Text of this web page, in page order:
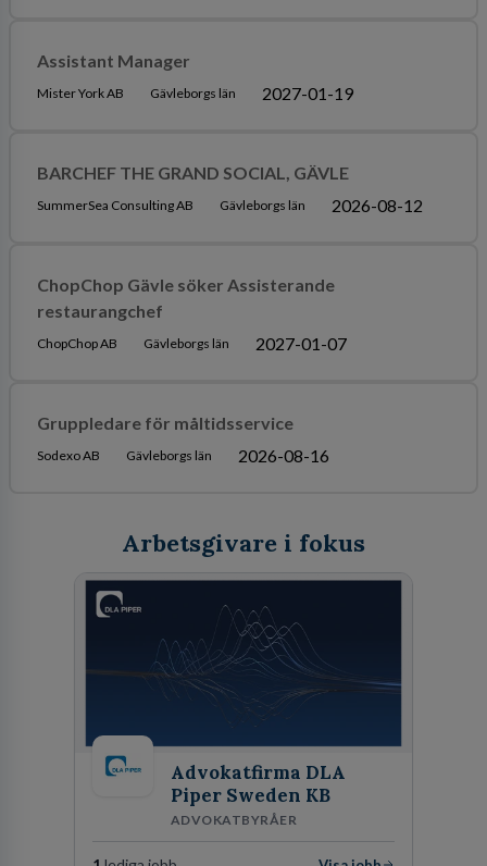
Assistant Manager
Mister York AB Gävleborgs län 2027-01-19
BARCHEF THE GRAND SOCIAL, GÄVLE
SummerSea Consulting AB Gävleborgs län 2026-08-12
ChopChop Gävle söker Assisterande
restaurangchef
ChopChop AB Gävleborgs län 2027-01-07
Gruppledare för måltidsservice
Sodexo AB Gävleborgs län 2026-08-16
Arbetsgivare i fokus
Advokatfirma DLA
Piper Sweden KB
ADVOKATBYRÅER